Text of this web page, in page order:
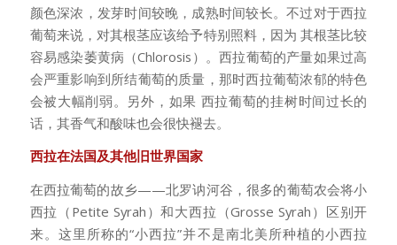
颜色深浓，发芽时间较晚，成熟时间较长。不过对于西拉
葡萄来说，对其根茎应该给予特别照料，因为 其根茎比较
容易感染萎黄病（Chlorosis）。西拉葡萄的产量如果过高
会严重影响到所结葡萄的质量，那时西拉葡萄浓郁的特色
会被大幅削弱。另外，如果 西拉葡萄的挂树时间过长的
话，其香气和酸味也会很快褪去。
西拉在法国及其他旧世界国家
在西拉葡萄的故乡——北罗讷河谷，很多的葡萄农会将小
西拉（Petite Syrah）和大西拉（Grosse Syrah）区别开
来。这里所称的“小西拉”并不是南北美所种植的小西拉